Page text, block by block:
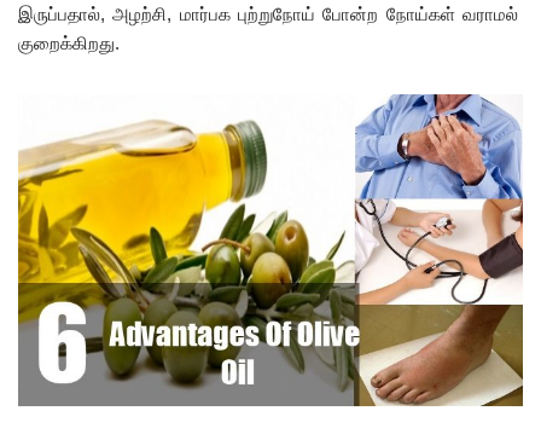
இருப்பதால், அழற்சி, மார்பக புற்றுநோய் போன்ற நோய்கள் வராமல்
குறைக்கிறது.